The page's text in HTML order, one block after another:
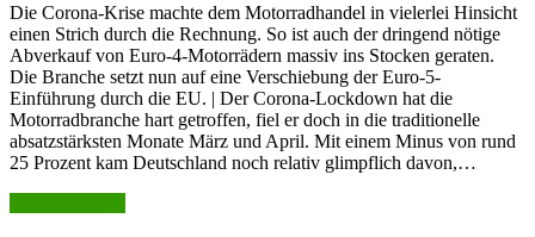
Die Corona-Krise machte dem Motorradhandel in vielerlei Hinsicht
einen Strich durch die Rechnung. So ist auch der dringend nötige
Abverkauf von Euro-4-Motorrädern massiv ins Stocken geraten.
Die Branche setzt nun auf eine Verschiebung der Euro-5-
Einführung durch die EU. | Der Corona-Lockdown hat die
Motorradbranche hart getroffen, fiel er doch in die traditionelle
absatzstärksten Monate März und April. Mit einem Minus von rund
25 Prozent kam Deutschland noch relativ glimpflich davon,…